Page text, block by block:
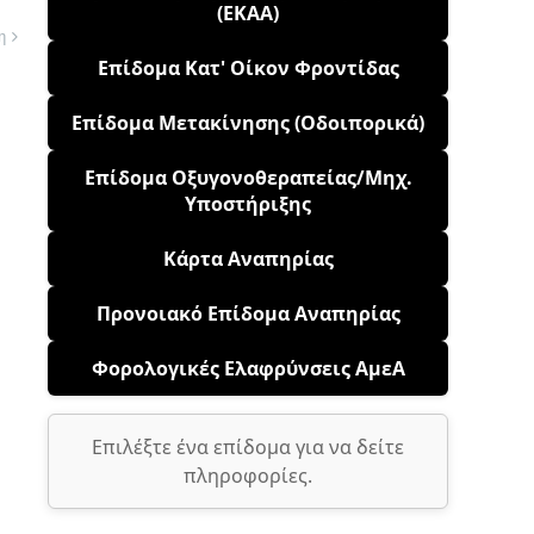
(ΕΚΑΑ)
Επίδομα Κατ' Οίκον Φροντίδας
Επίδομα Μετακίνησης (Οδοιπορικά)
Επίδομα Οξυγονοθεραπείας/Μηχ.
Υποστήριξης
Κάρτα Αναπηρίας
Προνοιακό Επίδομα Αναπηρίας
Φορολογικές Ελαφρύνσεις ΑμεΑ
Επιλέξτε ένα επίδομα για να δείτε
πληροφορίες.